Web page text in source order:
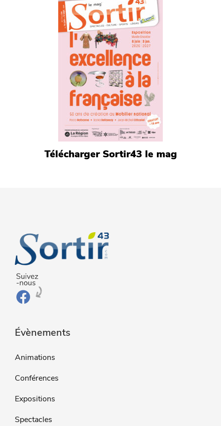
Télécharger Sortir43 le mag
Évènements
Animations
Conférences
Expositions
Spectacles